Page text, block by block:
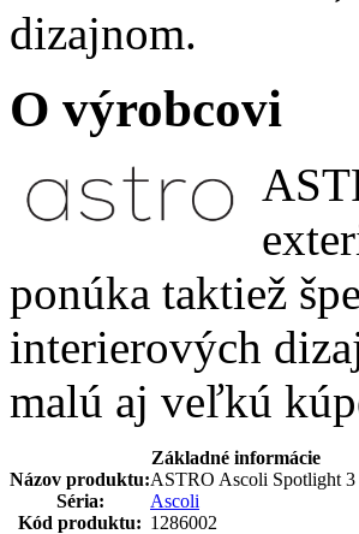
dizajnom.
O výrobcovi
ponúka taktiež
interierových
malú aj veľkú
Základné informácie
Názov produktu:ASTRO Ascoli Spotlight
Séria:
Ascoli
Kód produktu: 1286002